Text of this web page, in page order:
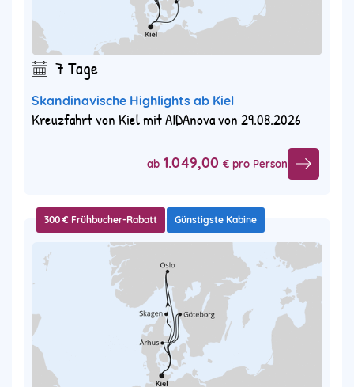
7 Tage
Skandinavische Highlights ab Kiel
Kreuzfahrt von Kiel mit AIDAnova von 29.08.2026
ab 1.049,00 € pro Person
300 € Frühbucher-Rabatt Günstigste Kabine